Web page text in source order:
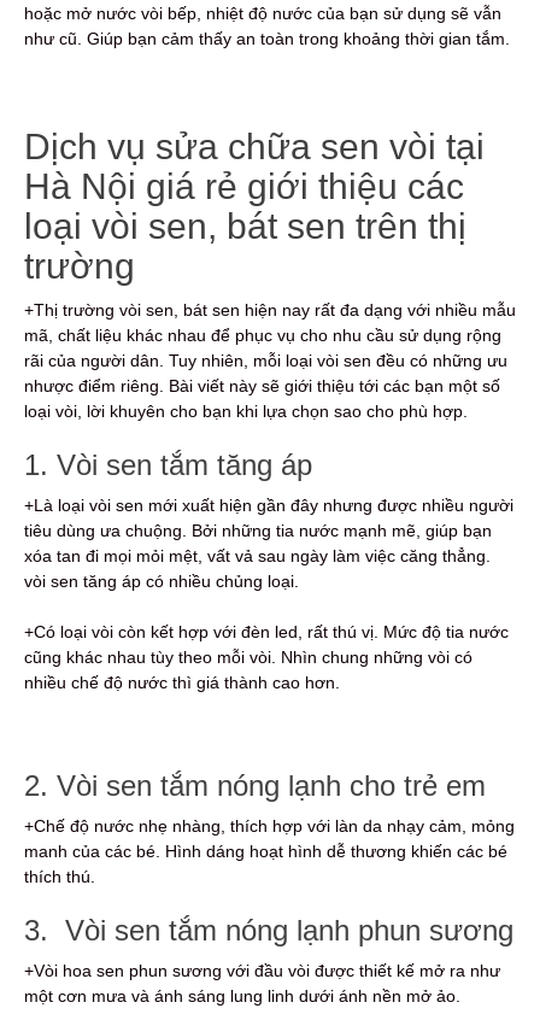
hoặc mở nước vòi bếp, nhiệt độ nước của bạn sử dụng sẽ vẫn
như cũ. Giúp bạn cảm thấy an toàn trong khoảng thời gian tắm.
Dịch vụ sửa chữa sen vòi tại
Hà Nội giá rẻ giới thiệu các
loại vòi sen, bát sen trên thị
trường
+Thị trường vòi sen, bát sen hiện nay rất đa dạng với nhiều mẫu
mã, chất liệu khác nhau để phục vụ cho nhu cầu sử dụng rộng
rãi của người dân. Tuy nhiên, mỗi loại vòi sen đều có những ưu
nhược điểm riêng. Bài viết này sẽ giới thiệu tới các bạn một số
loại vòi, lời khuyên cho bạn khi lựa chọn sao cho phù hợp.
1. Vòi sen tắm tăng áp
+Là loại vòi sen mới xuất hiện gần đây nhưng được nhiều người
tiêu dùng ưa chuộng. Bởi những tia nước mạnh mẽ, giúp bạn
xóa tan đi mọi mỏi mệt, vất vả sau ngày làm việc căng thẳng.
vòi sen tăng áp có nhiều chủng loại.
+Có loại vòi còn kết hợp với đèn led, rất thú vị. Mức độ tia nước
cũng khác nhau tùy theo mỗi vòi. Nhìn chung những vòi có
nhiều chế độ nước thì giá thành cao hơn.
2. Vòi sen tắm nóng lạnh cho trẻ em
+Chế độ nước nhẹ nhàng, thích hợp với làn da nhạy cảm, mỏng
manh của các bé. Hình dáng hoạt hình dễ thương khiến các bé
thích thú.
3. Vòi sen tắm nóng lạnh phun sương
+Vòi hoa sen phun sương với đầu vòi được thiết kế mở ra như
một cơn mưa và ánh sáng lung linh dưới ánh nền mở ảo.